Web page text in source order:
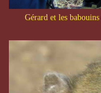
Gérard et les babouins